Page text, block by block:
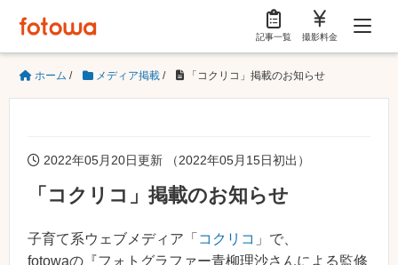
記事一覧 撮影料金
ホーム / メディア掲載 / 「コクリコ」掲載のお知らせ
2022年05月20日更新 （2022年05月15日初出）
「コクリコ」掲載のお知らせ
子育て系ウェブメディア「 コクリコ 」で、
fotowaの『フォトグラファー青柳理沙さんによる監修